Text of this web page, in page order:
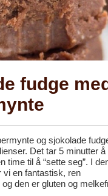
fudge med
og sjokolade
Det tar 5 minutter å
time til å “sette seg”. I
vi en fantastisk, ren
den er gluten og